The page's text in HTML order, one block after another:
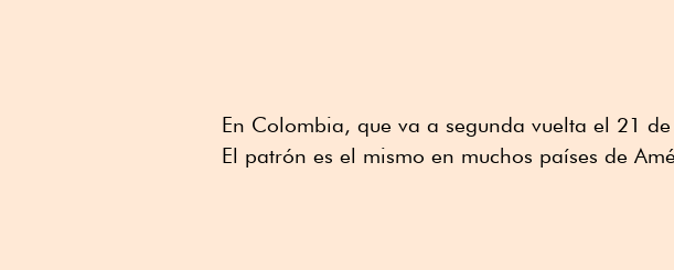
En Colombia, que va a segunda vuelta el 21
El patrón es el mismo en muchos países de